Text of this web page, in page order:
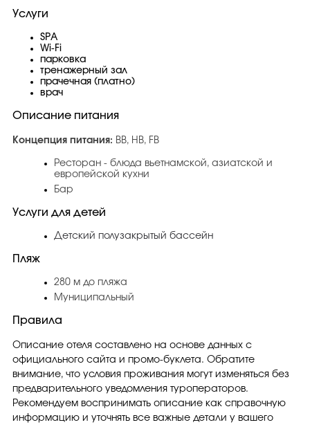
Услуги
SPA
Wi-Fi
парковка
тренажерный зал
прачечная (платно)
врач
Описание питания
Концепция питания: BB, HB, FB
Ресторан - блюда вьетнамской, азиатской и
европейской кухни
Бар
Услуги для детей
Детский полузакрытый бассейн
Пляж
280 м до пляжа
Муниципальный
Правила
Описание отеля составлено на основе данных с
официального сайта и промо-буклета. Обратите
внимание, что условия проживания могут изменяться без
предварительного уведомления туроператоров.
Рекомендуем воспринимать описание как справочную
информацию и уточнять все важные детали у вашего